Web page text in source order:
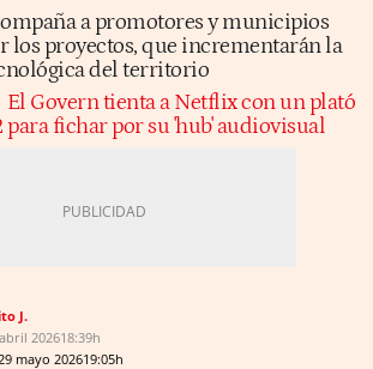
a promotores y municipios
los proyectos, que incrementarán la
del territorio
El Govern tienta a Netflix con un plató
fichar por su 'hub' audiovisual
J.
202618:39h
29 mayo 202619:05h